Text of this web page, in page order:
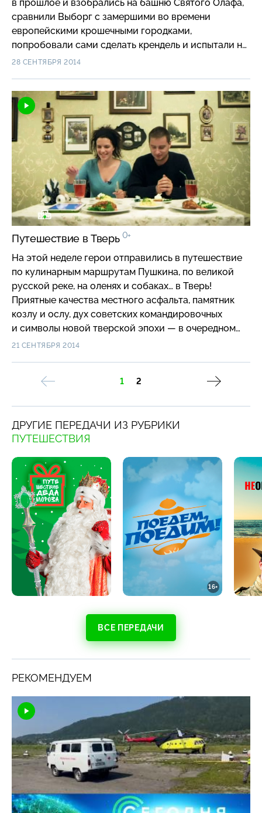
в прошлое и взобрались на башню Святого Олафа,
сравнили Выборг с замершими во времени
европейскими крошечными городками,
попробовали сами сделать крендель и испытали на
себе настоящее Средневековье. Путешествие во
28 СЕНТЯБРЯ 2014
Путешествие в Тверь 0+
На этой неделе герои отправились в путешествие
по кулинарным маршрутам Пушкина, по великой
русской реке, на оленях и собаках… в Тверь!
Приятные качества местного асфальта, памятник
козлу и ослу, дух советских командировочных
и символы новой тверской эпохи — в очередном
выпуске «Хорошо там, где мы есть!».
21 СЕНТЯБРЯ 2014
1 2
ДРУГИЕ ПЕРЕДАЧИ ИЗ РУБРИКИ
ПУТЕШЕСТВИЯ
16+
ВСЕ ПЕРЕДАЧИ
РЕКОМЕНДУЕМ